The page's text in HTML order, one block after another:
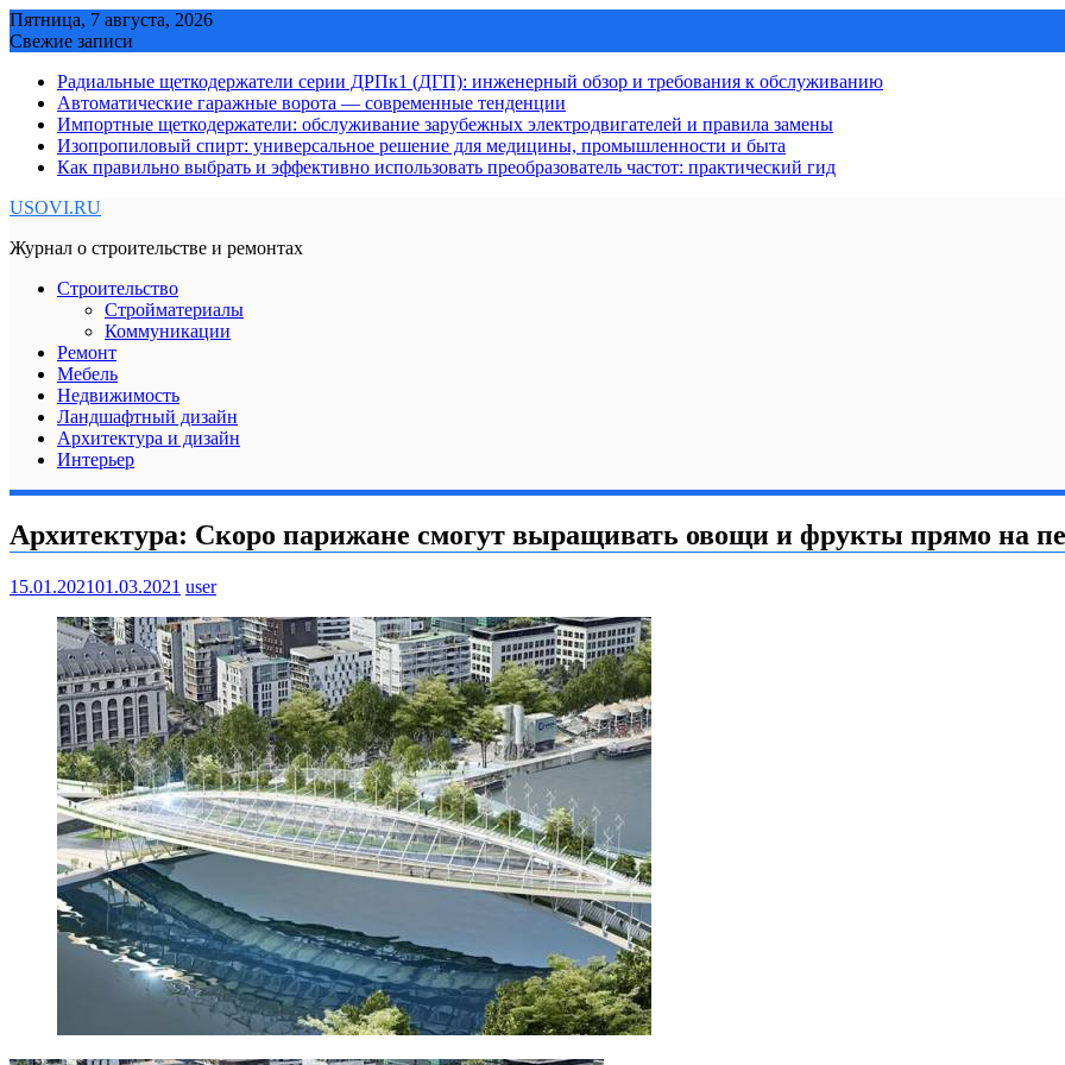
Skip
to
Пятница, 7 августа, 2026
Свежие записи
Радиальные щеткодержатели серии ДРПк1 (ДГП): инженерный обзор и требования к обслуживанию
Автоматические гаражные ворота — современные тенденции
Импортные щеткодержатели: обслуживание зарубежных электродвигателей и правила замены
Изопропиловый спирт: универсальное решение для медицины, промышленности и быта
Как правильно выбрать и эффективно использовать преобразователь частот: практический гид
USOVI.RU
Журнал о строительстве и ремонтах
Строительство
Стройматериалы
Коммуникации
Ремонт
Мебель
Недвижимость
Ландшафтный дизайн
Архитектура и дизайн
Интерьер
Архитектура: Скоро парижане смогут выращивать овощи и фрукты прямо на
15.01.202101.03.2021 user